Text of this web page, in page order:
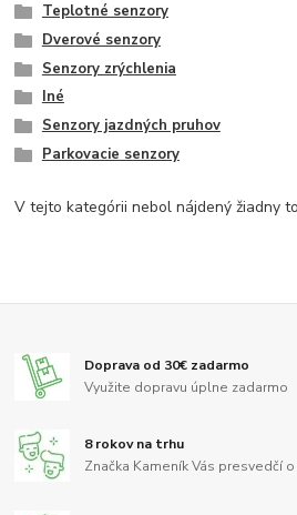
Teplotné senzory
Dverové senzory
Senzory zrýchlenia
Iné
Senzory jazdných pruhov
Parkovacie senzory
V tejto kategórii nebol nájdený žiadny
Doprava od 30€ zadarmo
Využite dopravu úplne zadarmo
8 rokov na trhu
Značka Kameník Vás presvedčí